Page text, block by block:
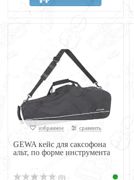
избранное сравнить
GEWA кейс для саксофона
альт, по форме инструмента
(0)